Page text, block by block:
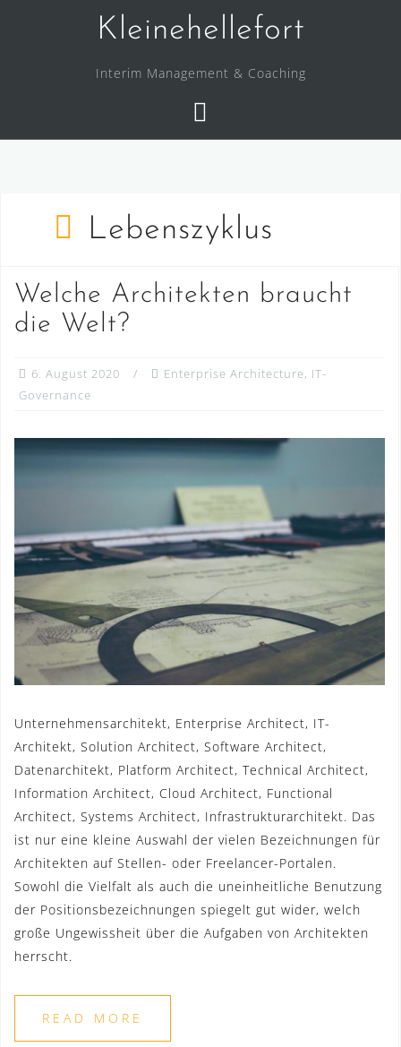
Kleinehellefort
Interim Management & Coaching
Lebenszyklus
Welche Architekten braucht
die Welt?
6. August 2020 Enterprise Architecture, IT-
Governance
Unternehmensarchitekt, Enterprise Architect, IT-
Architekt, Solution Architect, Software Architect,
Datenarchitekt, Platform Architect, Technical Architect,
Information Architect, Cloud Architect, Functional
Architect, Systems Architect, Infrastrukturarchitekt. Das
ist nur eine kleine Auswahl der vielen Bezeichnungen für
Architekten auf Stellen- oder Freelancer-Portalen.
Sowohl die Vielfalt als auch die uneinheitliche Benutzung
der Positionsbezeichnungen spiegelt gut wider, welch
große Ungewissheit über die Aufgaben von Architekten
herrscht.
READ MORE